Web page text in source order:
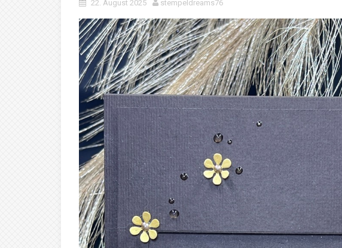
22. August 2025 stempeldreams76